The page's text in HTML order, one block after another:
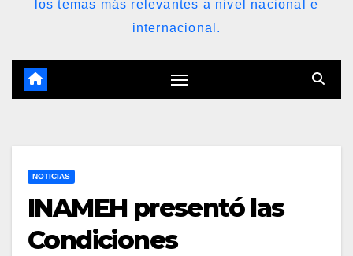
los temas más relevantes a nivel nacional e
internacional.
NOTICIAS
INAMEH presentó las
Condiciones